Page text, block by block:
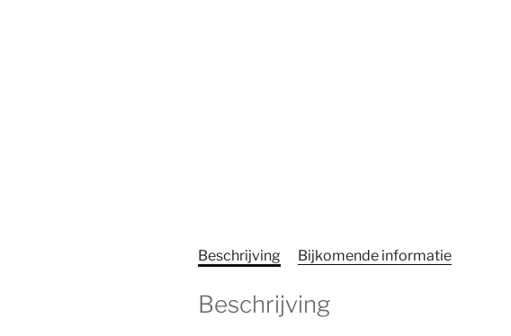
Beschrijving Bijkomende informatie
Beschrijving